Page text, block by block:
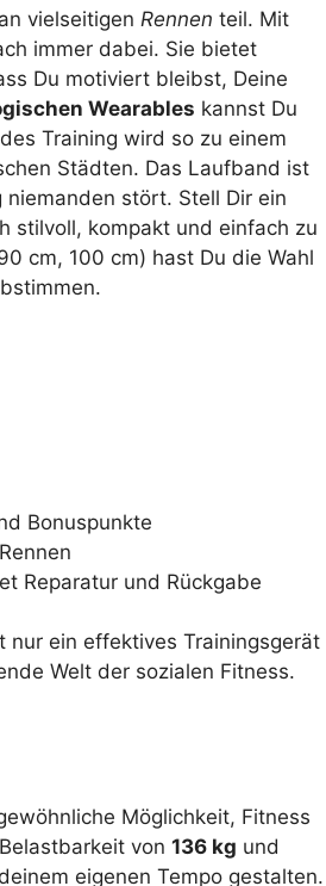
vielseitigen Rennen teil. Mit
immer dabei. Sie bietet
Du motiviert bleibst, Deine
Wearables kannst Du
Training wird so zu einem
Städten. Das Laufband ist
stört. Stell Dir ein
stilvoll, kompakt und einfach zu
cm, 100 cm) hast Du die Wahl
Bonuspunkte
Reparatur und Rückgabe
nur ein effektives Trainingsgerät
Welt der sozialen Fitness.
Möglichkeit, Fitness
von 136 kg und
eigenen Tempo gestalten.